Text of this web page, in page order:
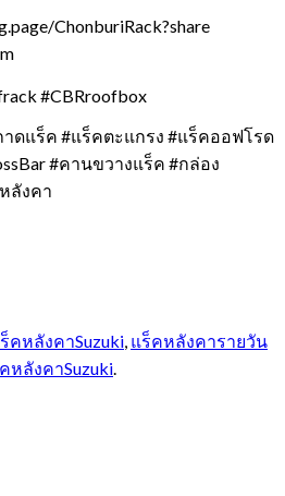
ChonburiRack?share
#CBRroofbox
าดแร็ค #แร็คตะแกรง #แร็คออฟโรด
#คานขวางแร็ค #กล่อง
ลังคา
คหลังคาSuzuki แร็คหลังคารายวัน
หลังคาSuzuki